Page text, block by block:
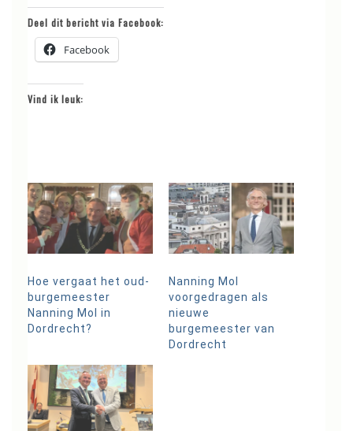
Deel dit bericht via Facebook:
Facebook
Vind ik leuk:
Hoe vergaat het oud-
burgemeester
Nanning Mol in
Dordrecht?
Nanning Mol
voorgedragen als
nieuwe
burgemeester van
Dordrecht